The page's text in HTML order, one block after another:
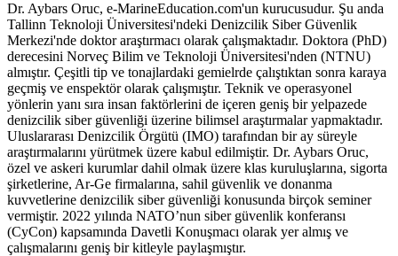
Dr. Aybars Oruc, e-MarineEducation.com'un kurucusudur. Şu anda
Tallinn Teknoloji Üniversitesi'ndeki Denizcilik Siber Güvenlik
Merkezi'nde doktor araştırmacı olarak çalışmaktadır. Doktora (PhD)
derecesini Norveç Bilim ve Teknoloji Üniversitesi'nden (NTNU)
almıştır. Çeşitli tip ve tonajlardaki gemielrde çalıştıktan sonra karaya
geçmiş ve enspektör olarak çalışmıştır. Teknik ve operasyonel
yönlerin yanı sıra insan faktörlerini de içeren geniş bir yelpazede
denizcilik siber güvenliği üzerine bilimsel araştırmalar yapmaktadır.
Uluslararası Denizcilik Örgütü (IMO) tarafından bir ay süreyle
araştırmalarını yürütmek üzere kabul edilmiştir. Dr. Aybars Oruc,
özel ve askeri kurumlar dahil olmak üzere klas kuruluşlarına, sigorta
şirketlerine, Ar-Ge firmalarına, sahil güvenlik ve donanma
kuvvetlerine denizcilik siber güvenliği konusunda birçok seminer
vermiştir. 2022 yılında NATO’nun siber güvenlik konferansı
(CyCon) kapsamında Davetli Konuşmacı olarak yer almış ve
çalışmalarını geniş bir kitleyle paylaşmıştır.